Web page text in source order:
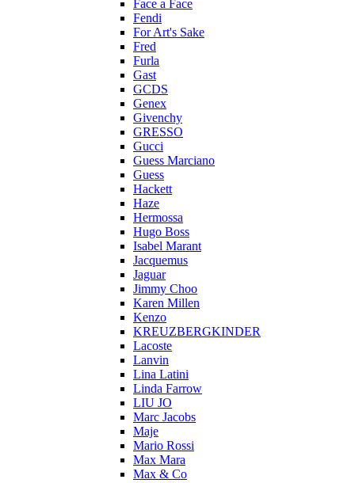
Face a Face
Fendi
For Art's Sake
Fred
Furla
Gast
GCDS
Genex
Givenchy
GRESSO
Gucci
Guess Marciano
Guess
Hackett
Haze
Hermossa
Hugo Boss
Isabel Marant
Jacquemus
Jaguar
Jimmy Choo
Karen Millen
Kenzo
KREUZBERGKINDER
Lacoste
Lanvin
Lina Latini
Linda Farrow
LIU JO
Marc Jacobs
Maje
Mario Rossi
Max Mara
Max & Co